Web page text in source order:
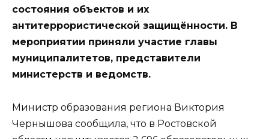
состояния объектов и их
антитеррористической защищённости. В
мероприятии приняли участие главы
муниципалитетов, представители
министерств и ведомств.
Министр образования региона Виктория
Чернышова сообщила, что в Ростовской